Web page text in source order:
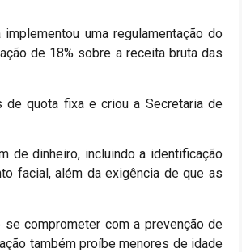
uma regulamentação do
de 18% sobre a receita bruta das
de quota fixa e criou a Secretaria de
de dinheiro, incluindo a identificação
facial, além da exigência de que as
comprometer com a prevenção de
também proíbe menores de idade